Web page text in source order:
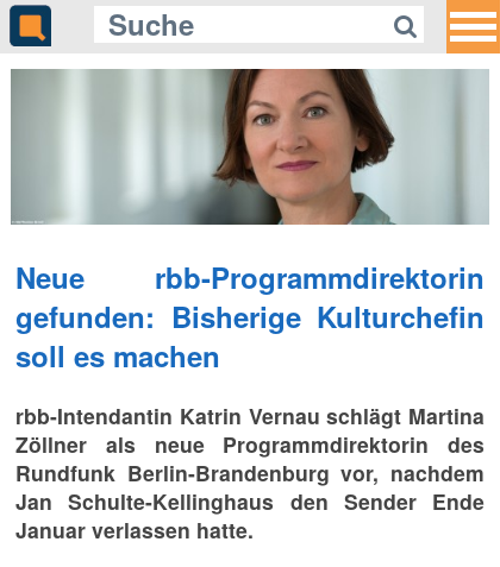
Gleich auf Quotenmeter:
«The One Show» feiert 20.
Geburtstag mit Jubiläumswoche
Neue rbb-Programmdirektorin
gefunden: Bisherige Kulturchefin
soll es machen
rbb-Intendantin Katrin Vernau schlägt Martina
Zöllner als neue Programmdirektorin des
Rundfunk Berlin-Brandenburg vor, nachdem
Jan Schulte-Kellinghaus den Sender Ende
Januar verlassen hatte.